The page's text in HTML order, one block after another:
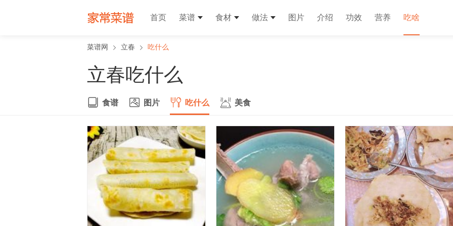
首页 菜谱 食材 做法 图片 介绍 功效 营养 吃啥
菜谱网 立春 吃什么
立春吃什么
食谱 图片 吃什么 美食